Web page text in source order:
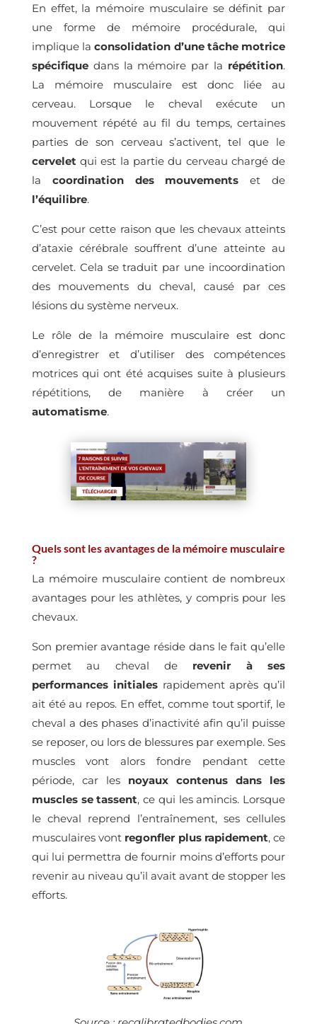
En effet, la mémoire musculaire se définit par
une forme de mémoire procédurale, qui
implique laconsolidation d’une tâche motrice
spécifiquedans la mémoire par la répétition.
La mémoire musculaire est donc liée au
cerveau. Lorsque le cheval exécute un
mouvement répété au fil du temps, certaines
parties de son cerveau s’activent, tel que le
cerveletqui est la partie du cerveau chargé de
la coordination des mouvements et de
l’équilibre.
C’est pour cette raison que les chevaux atteints
d’ataxie cérébrale souffrent d’une atteinte au
cervelet. Cela se traduit par une incoordination
des mouvements du cheval, causé par ces
lésions du système nerveux.
Le rôle de la mémoire musculaire est donc
d’enregistrer et d’utiliser des compétences
motrices qui ont été acquises suite à plusieurs
répétitions, de manière à créer un
automatisme.
Quels sont les avantages de la mémoire musculaire
?
La mémoire musculaire contient de nombreux
avantages pour les athlètes, y compris pour les
chevaux.
Son premier avantage réside dans le fait qu’elle
permet au cheval de revenir à ses
performances initialesrapidement après qu’il
ait été au repos. En effet, comme tout sportif, le
cheval a des phases d’inactivité afin qu’il puisse
se reposer, ou lors de blessures par exemple. Ses
muscles vont alors fondre pendant cette
période, car les noyaux contenus dans les
muscles se tassent, ce qui les amincis. Lorsque
le cheval reprend l’entraînement, ses cellules
musculaires vont regonfler plus rapidement, ce
qui lui permettra de fournir moins d’efforts pour
revenir au niveau qu’il avait avant de stopper les
efforts.